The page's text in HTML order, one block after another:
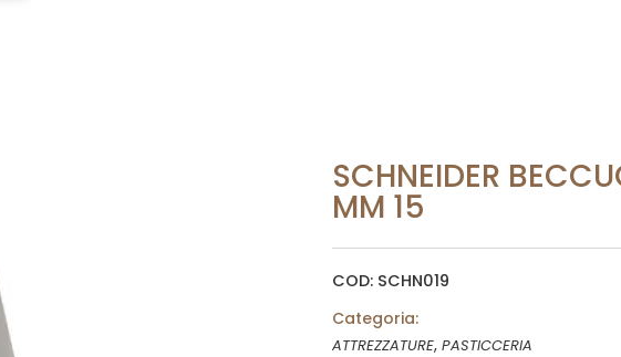
SCHNEIDER
MM 15
COD: SCHN019
Categoria:
ATTREZZATURE, PASTICCERIA